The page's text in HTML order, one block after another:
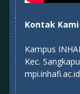
Kontak Kami
Kampus
Kec.